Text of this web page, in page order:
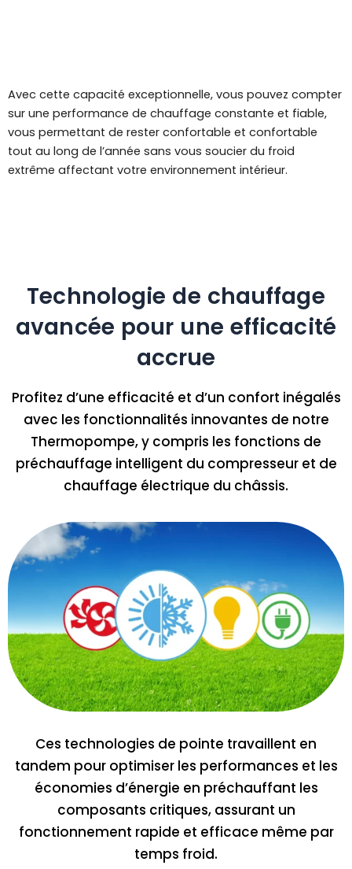
Avec cette capacité exceptionnelle, vous pouvez compter
sur une performance de chauffage constante et fiable,
vous permettant de rester confortable et confortable
tout au long de l’année sans vous soucier du froid
extrême affectant votre environnement intérieur.
Technologie de chauffage
avancée pour une efficacité
accrue
Profitez d’une efficacité et d’un confort inégalés
avec les fonctionnalités innovantes de notre
Thermopompe, y compris les fonctions de
préchauffage intelligent du compresseur et de
chauffage électrique du châssis.
Ces technologies de pointe travaillent en
tandem pour optimiser les performances et les
économies d’énergie en préchauffant les
composants critiques, assurant un
fonctionnement rapide et efficace même par
temps froid.